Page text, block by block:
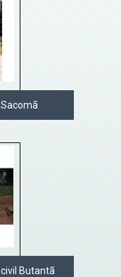
Butantã